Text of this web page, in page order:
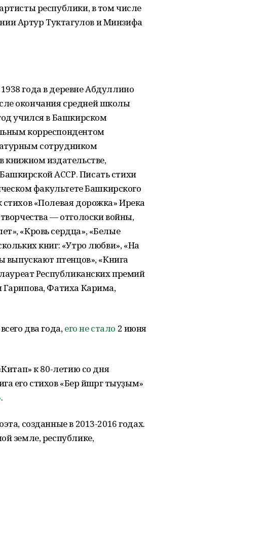
республики, в том числе
Артур Туктагулов и Минзифа
года в деревне Абдуллино
окончания средней школы
учился в Башкирском
корреспондентом
сотрудником
книжном издательстве,
АССР. Писать стихи
факультете Башкирского
«Полевая дорожка» Ирека
— отголоски войны,
«Кровь сердца», «Белые
книг: «Утро любви», «На
выпускают птенцов», «Книга
Республиканских премий
Фатиха Карима,
два года,его не стало 2 июня
к 80-летию со дня
его стихов «Бер йәшәргә тыуҙым»
.
созданные в 2013-2016 годах.
земле, республике,